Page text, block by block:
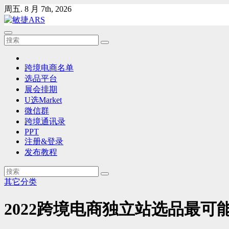
Skip
to
content
周五. 8 月 7th, 2026
跨境电商名单
选品平台
展会排期
U选Market
微信群
跨境通讯录
PPT
注册&登录
发布教程
其它分类
2022跨境电商独立站选品最可